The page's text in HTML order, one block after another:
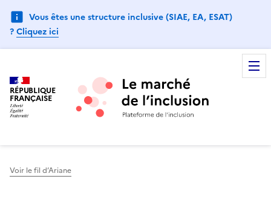
Vous êtes une structure inclusive (SIAE, EA, ESAT)
?Cliquez ici
RÉPUBLIQUE
FRANÇAISE
Voir le fil d’Ariane